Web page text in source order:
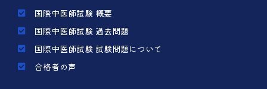
国際中医師試験 概要
国際中医師試験 過去問題
国際中医師試験 試験問題について
合格者の声